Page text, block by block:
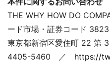
THE WHY HOW DO
ード市場・証券コード 3823
東京都新宿区愛住町 22 第
4405-5460 ／ https://